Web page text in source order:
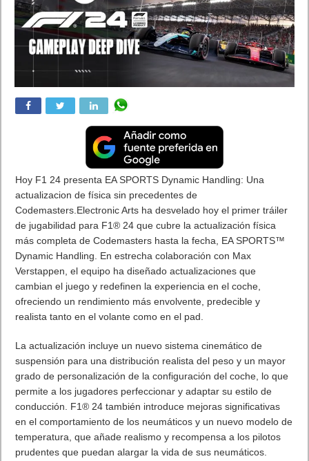
Hoy F1 24 presenta EA SPORTS Dynamic Handling: Una
actualizacion de física sin precedentes de
Codemasters.Electronic Arts ha desvelado hoy el primer tráiler
de jugabilidad para F1®️ 24 que cubre la actualización física
más completa de Codemasters hasta la fecha, EA SPORTS™
Dynamic Handling. En estrecha colaboración con Max
Verstappen, el equipo ha diseñado actualizaciones que
cambian el juego y redefinen la experiencia en el coche,
ofreciendo un rendimiento más envolvente, predecible y
realista tanto en el volante como en el pad.
La actualización incluye un nuevo sistema cinemático de
suspensión para una distribución realista del peso y un mayor
grado de personalización de la configuración del coche, lo que
permite a los jugadores perfeccionar y adaptar su estilo de
conducción. F1® 24 también introduce mejoras significativas
en el comportamiento de los neumáticos y un nuevo modelo de
temperatura, que añade realismo y recompensa a los pilotos
prudentes que puedan alargar la vida de sus neumáticos.